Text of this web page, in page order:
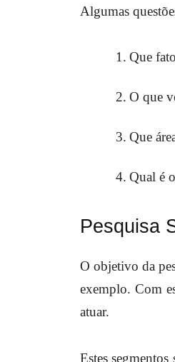
Algumas
1. Que
2. O que
3. Que
4. Qual é
Pesquisa
O objetivo da
exemplo. Com
atuar.
Estes segmentos